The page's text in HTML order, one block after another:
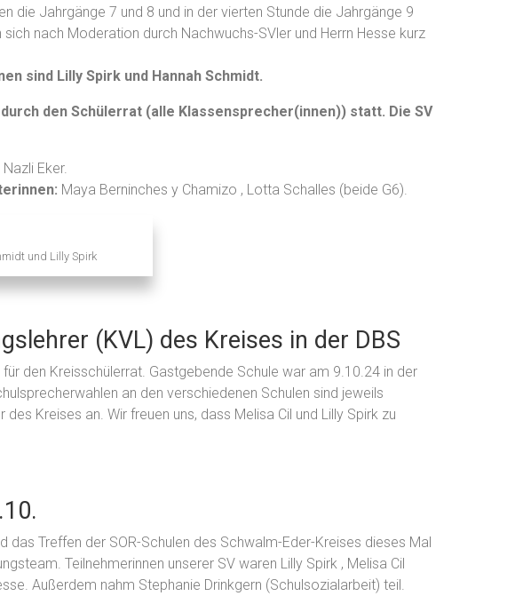
die Jahrgänge 7 und 8 und in der vierten Stunde die Jahrgänge 9
nach Moderation durch Nachwuchs-SVler und Herrn Hesse kurz
sind Lilly Spirk und Hannah Schmidt.
den Schülerrat (alle Klassensprecher(innen)) statt. Die SV
Eker.
Maya Berninches y Chamizo , Lotta Schalles (beide G6).
und Lilly Spirk
(KVL) des Kreises in der DBS
den Kreisschülerrat. Gastgebende Schule war am 9.10.24 in der
an den verschiedenen Schulen sind jeweils
Kreises an. Wir freuen uns, dass Melisa Cil und Lilly Spirk zu
das Treffen der SOR-Schulen des Schwalm-Eder-Kreises dieses Mal
Teilnehmerinnen unserer SV waren Lilly Spirk , Melisa Cil
Außerdem nahm Stephanie Drinkgern (Schulsozialarbeit) teil.